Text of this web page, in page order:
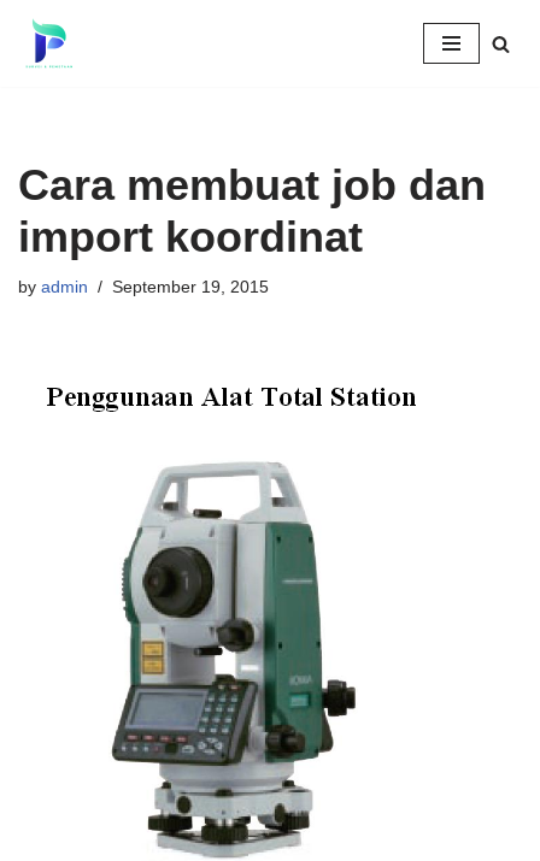
Skip
Cara membuat job dan
import koordinat
by admin September 19, 2015